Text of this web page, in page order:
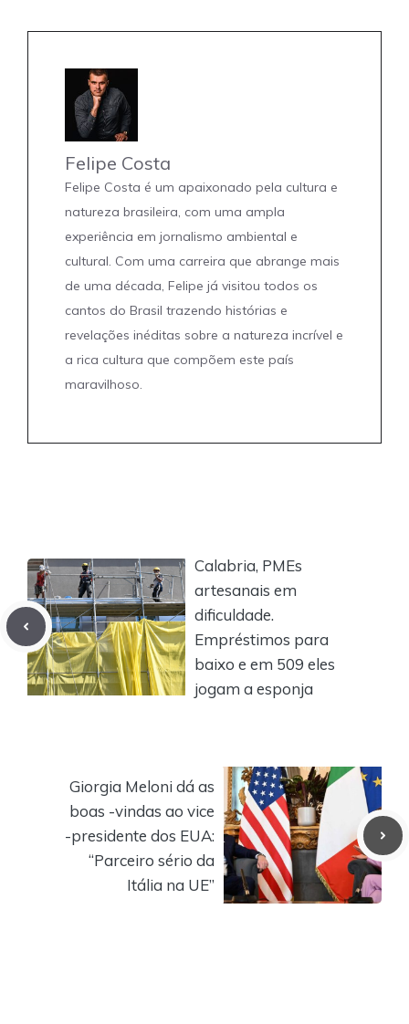
Felipe Costa
Felipe Costa é um apaixonado pela cultura e
natureza brasileira, com uma ampla
experiência em jornalismo ambiental e
cultural. Com uma carreira que abrange mais
de uma década, Felipe já visitou todos os
cantos do Brasil trazendo histórias e
revelações inéditas sobre a natureza incrível e
a rica cultura que compõem este país
maravilhoso.
Calabria, PMEs
artesanais em
dificuldade.
Empréstimos para
baixo e em 509 eles
jogam a esponja
Giorgia Meloni dá as
boas -vindas ao vice
-presidente dos EUA:
“Parceiro sério da
Itália na UE”